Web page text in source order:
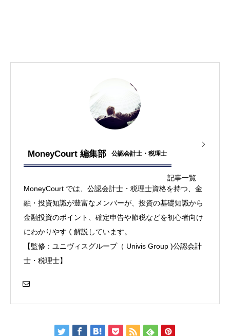
MoneyCourt 編集部 公認会計士・税理士
記事一覧
MoneyCourt では、公認会計士・税理士資格を持つ、金
融・投資知識が豊富なメンバーが、投資の基礎知識から
金融投資のポイント、確定申告や節税などを初心者向け
にわかりやすく解説しています。
【監修：ユニヴィスグループ（ Univis Group )公認会計
士・税理士】